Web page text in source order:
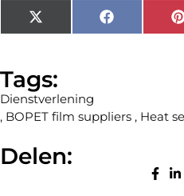
X
(Twitter)
Facebook
Tags:
Dienstverlening
, BOPET film suppliers , Heat
Delen: